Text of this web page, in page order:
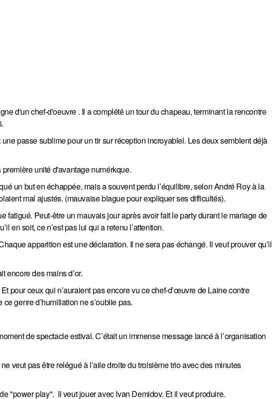
d'un chef-d'oeuvre . Il a complété un tour du chapeau, terminant la rencontre
passe sublime pour un tir sur réception incroyablel. Les deux semblent déjà
unité d'avantage numérkque.
un but en échappée, mais a souvent perdu l’équilibre, selon André Roy à la
mal ajustés. (mauvaise blague pour expliquer ses difficultés).
fatigué. Peut-être un mauvais jour après avoir fait le party durant le mariage de
en soit, ce n’est pas lui qui a retenu l’attention.
apparition est une déclaration. Il ne sera pas échangé. Il veut prouver qu’il
encore des mains d’or.
pour ceux qui n’auraient pas encore vu ce chef-d’œuvre de Laine contre
genre d’humiliation ne s’oublie pas.
de spectacle estival. C’était un immense message lancé à l’organisation
veut pas être relégué à l’aile droite du troisième trio avec des minutes
"power play". Il veut jouer avec Ivan Demidov. Et il veut produire.